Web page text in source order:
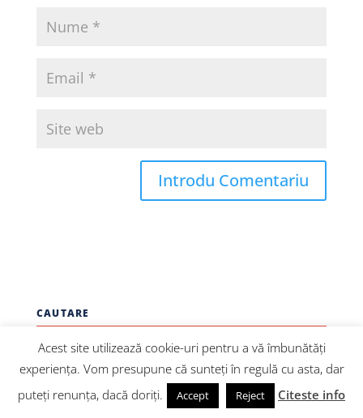
CAUTARE
CATEGORII
Acest site utilizează cookie-uri pentru a vă îmbunătăți
experiența. Vom presupune că sunteți în regulă cu asta, dar
puteți renunța, dacă doriți.
Accept Reject Citeste info